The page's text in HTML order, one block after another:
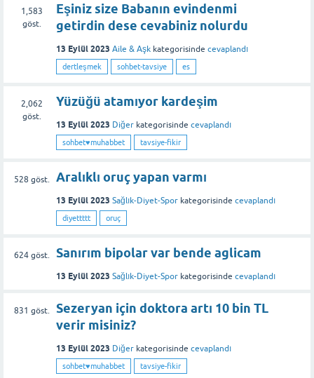
1,583
göst.
Eşiniz size Babanın evindenmi
getirdin dese cevabiniz nolurdu
13 Eylül 2023 Aile & Aşk kategorisinde cevaplandı
dertleşmek sohbet-tavsiye es
2,062
göst.
Yüzüğü atamıyor kardeşim
13 Eylül 2023 Diğer kategorisinde cevaplandı
sohbet♥️muhabbet tavsiye-fikir
528 göst. Aralıklı oruç yapan varmı
13 Eylül 2023 Sağlık-Diyet-Spor kategorisinde cevaplandı
diyettttt oruç
624göst. Sanırım bipolar var bende aglicam
13 Eylül 2023 Sağlık-Diyet-Spor kategorisinde cevaplandı
831 göst.
Sezeryan için doktora artı 10 bin TL
verir misiniz?
13 Eylül 2023 Diğer kategorisinde cevaplandı
sohbet♥️muhabbet tavsiye-fikir